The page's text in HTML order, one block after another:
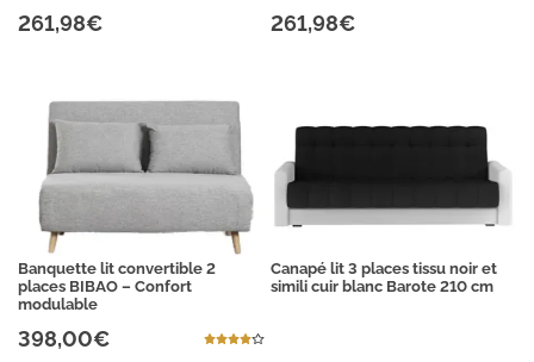
261,98€ 261,98€
Banquette lit convertible 2
places BIBAO – Confort
modulable
398,00€
Canapé lit 3 places tissu noir et
simili cuir blanc Barote 210 cm